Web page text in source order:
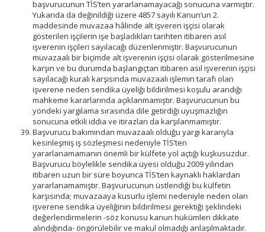
başvurucunun TİS’ten yararlanamayacağı sonucuna varmıştır.
Yukarıda da değinildiği üzere 4857 sayılı Kanun’un 2.
maddesinde muvazaa hâlinde alt işveren işçisi olarak
gösterilen işçilerin işe başladıkları tarihten itibaren asıl
işverenin işçileri sayılacağı düzenlenmiştir. Başvurucunun
muvazaalı bir biçimde alt işverenin işçisi olarak gösterilmesine
karşın ve bu durumda başlangıçtan itibaren asıl işverenin işçisi
sayılacağı kuralı karşısında muvazaalı işlemin tarafı olan
işverene neden sendika üyeliği bildirilmesi koşulu arandığı
mahkeme kararlarında açıklanmamıştır. Başvurucunun bu
yöndeki yargılama sırasında dile getirdiği uyuşmazlığın
sonucuna etkili iddia ve itirazları da karşılanmamıştır.
Başvurucu bakımından muvazaalı olduğu yargı kararıyla
kesinleşmiş iş sözleşmesi nedeniyle TİS’ten
yararlanamamanın önemli bir külfete yol açtığı kuşkusuzdur.
Başvurucu böylelikle sendika üyesi olduğu 2009 yılından
itibaren uzun bir süre boyunca TİS’ten kaynaklı haklardan
yararlanamamıştır. Başvurucunun üstlendiği bu külfetin
karşısında; muvazaaya kusurlu işlemi nedeniyle neden olan
işverene sendika üyeliğinin bildirilmesi gerektiği şeklindeki
değerlendirmelerin -söz konusu kanun hükümleri dikkate
alındığında- öngörülebilir ve makul olmadığı anlaşılmaktadır.